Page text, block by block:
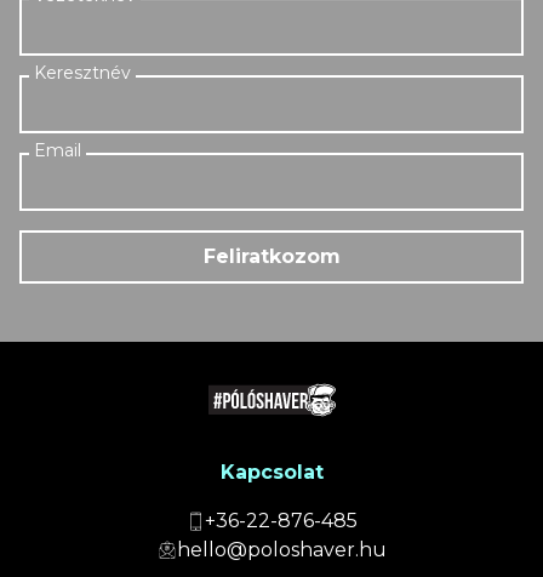
Feliratkozom
Kapcsolat
+36-22-876-485
hello@poloshaver.hu